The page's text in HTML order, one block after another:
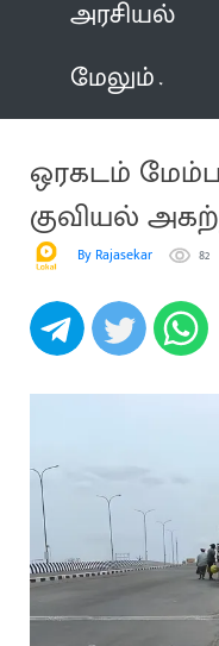
அரசியல்
மேலும்
ஒரகடம்
குவியல்
By Rajasekar 82